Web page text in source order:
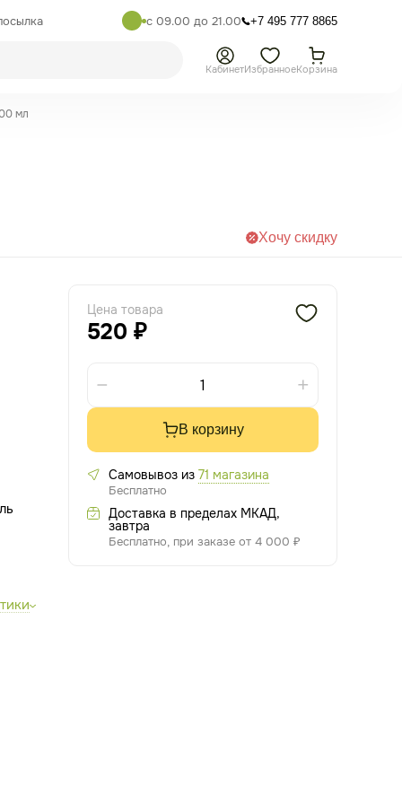
с 09.00 до 21.00 +7 495 777 8865
КабинетИзбранноеКорзина
мл
Хочу скидку
Цена товара
520 ₽
В корзину
Самовывоз из 71 магазина
Бесплатно
Доставка в пределах МКАД,
завтра
Бесплатно, при заказе от 4 000 ₽